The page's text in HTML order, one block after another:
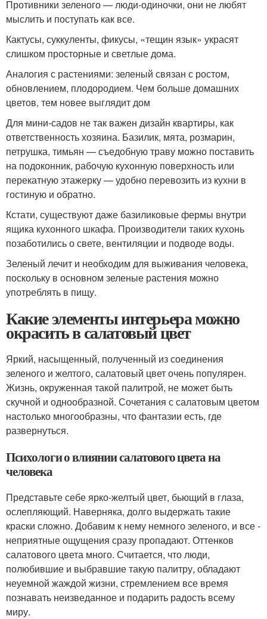
Противники зеленого — люди-одиночки, они не любят
мыслить и поступать как все.
Кактусы, суккуленты, фикусы, «тещин язык» украсят
слишком просторные и светлые дома.
Аналогия с растениями: зеленый связан с ростом,
обновлением, плодородием. Чем больше домашних
цветов, тем новее выглядит дом
Для мини-садов не так важен дизайн квартиры, как
ответственность хозяина. Базилик, мята, розмарин,
петрушка, тимьян — съедобную траву можно поставить
на подоконник, рабочую кухонную поверхность или
перекатную этажерку — удобно перевозить из кухни в
гостиную и обратно.
Кстати, существуют даже базиликовые фермы внутри
ящика кухонного шкафа. Производители таких кухонь
позаботились о свете, вентиляции и подводе воды.
Зеленый лечит и необходим для выживания человека,
поскольку в основном зеленые растения можно
употреблять в пищу.
Какие элементы интерьера можно
окрасить в салатовый цвет
Яркий, насыщенный, полученный из соединения
зеленого и желтого, салатовый цвет очень популярен.
Жизнь, окруженная такой палитрой, не может быть
скучной и однообразной. Сочетания с салатовым цветом
настолько многообразны, что фантазии есть, где
развернуться.
Психологи о влиянии салатового цвета на
человека
Представьте себе ярко-желтый цвет, бьющий в глаза,
ослепляющий. Наверняка, долго выдержать такие
краски сложно. Добавим к нему немного зеленого, и все -
неприятные ощущения сразу пропадают. Оттенков
салатового цвета много. Считается, что люди,
полюбившие и выбравшие такую палитру, обладают
неуемной жаждой жизни, стремлением все время
познавать неизведанное и подарить радость всему
миру.